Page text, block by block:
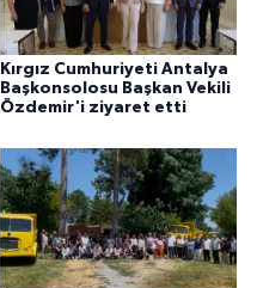
Kırgız Cumhuriyeti Antalya
Başkonsolosu Başkan Vekili
Özdemir'i ziyaret etti